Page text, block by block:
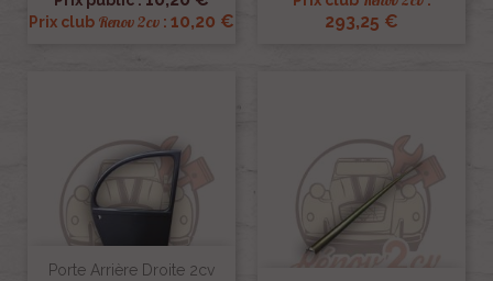
Prix club Renov 2cv : 10,20 € 293,25 €
Porte Arrière Droite 2cv